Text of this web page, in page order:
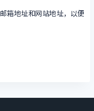
箱地址和网站地址，以便